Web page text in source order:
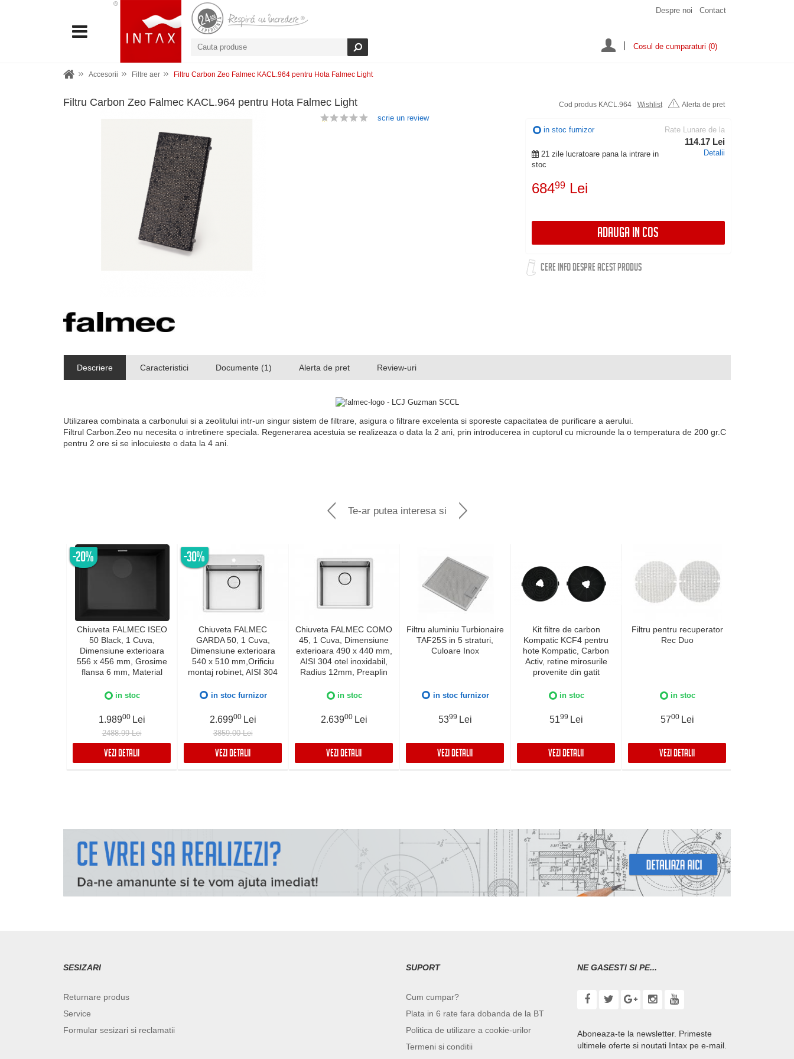
Despre noi Contact
Cosul de cumparaturi (0)
Accesorii Filtre aer Filtru Carbon Zeo Falmec KACL.964 pentru Hota Falmec Light
Filtru Carbon Zeo Falmec KACL.964 pentru Hota Falmec Light Cod produs KACL.964 Wishlist Alerta de pret
in stoc furnizor
21 zile lucratoare pana la intrare in
stoc
68499Lei
Rate Lunare de la
114.17 Lei
Detalii
ADAUGA IN COS
CERE INFO DESPRE ACEST PRODUS
scrie un review
Descriere Caracteristici Documente (1) Alerta de pret Review-uri
Utilizarea combinata a carbonului si a zeolitului intr-un singur sistem de filtrare, asigura o filtrare excelenta si sporeste capacitatea de purificare a aerului.
Filtrul Carbon.Zeo nu necesita o intretinere speciala. Regenerarea acestuia se realizeaza o data la 2 ani, prin introducerea in cuptorul cu microunde la o temperatura de 200 gr.C
pentru 2 ore si se inlocuieste o data la 4 ani.
Te-ar putea interesa si
-20%
Chiuveta FALMEC ISEO
50 Black, 1 Cuva,
Dimensiune exterioara
556 x 456 mm, Grosime
flansa 6 mm, Material
Preaplin Perimetral,
blat
in stoc
1.98900 Lei
2488.99 Lei
VEZI DETALII
-30%
Chiuveta FALMEC
GARDA 50, 1 Cuva,
Dimensiune exterioara
540 x 510 mm,Orificiu
montaj robinet, AISI 304
12mm, Supapa de golire
zgomot, Sistem drenaj
FALMEC, Instalare flush
sau pe blat
in stoc furnizor
2.69900 Lei
3859.00 Lei
VEZI DETALII
Chiuveta FALMEC COMO
45, 1 Cuva, Dimensiune
exterioara 490 x 440 mm,
AISI 304 otel inoxidabil,
Radius 12mm, Preaplin
zgomot, Sistem drenaj
sau pe blat
in stoc
2.63900 Lei
VEZI DETALII
Filtru aluminiu Turbionaire
TAF25S in 5 straturi,
Culoare Inox
in stoc furnizor
5399 Lei
VEZI DETALII
Kit filtre de carbon
Kompatic KCF4 pentru
hote Kompatic, Carbon
Activ, retine mirosurile
provenite din gatit
in stoc
5199 Lei
VEZI DETALII
Filtru pentru recuperator
Rec Duo
in stoc
5700 Lei
VEZI DETALII
SESIZARI
Returnare produs
Service
Formular sesizari si reclamatii
SUPORT
Cum cumpar?
Plata in 6 rate fara dobanda de la BT
Politica de utilizare a cookie-urilor
Termeni si conditii
NE GASESTI SI PE...
Aboneaza-te la newsletter. Primeste
ultimele oferte si noutati Intax pe e-mail.